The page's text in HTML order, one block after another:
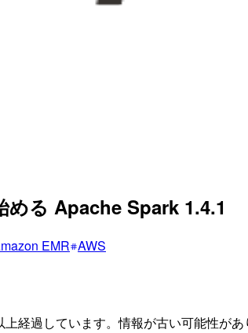
る Apache Spark 1.4.1
EMR AWS
経過しています。情報が古い可能性があ